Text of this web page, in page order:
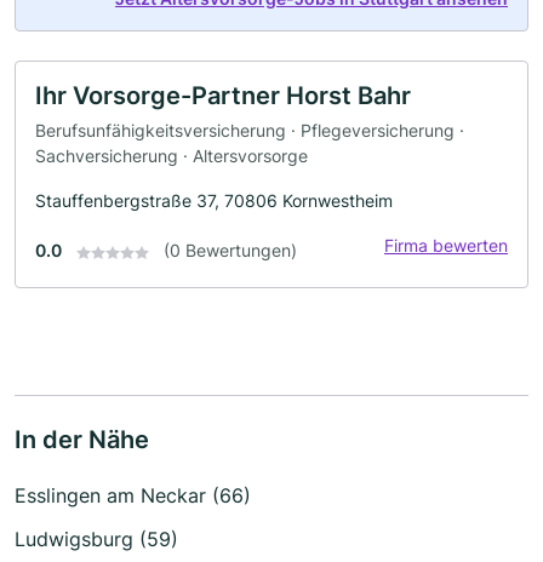
Ihr Vorsorge-Partner Horst Bahr
Berufsunfähigkeitsversicherung · Pflegeversicherung ·
Sachversicherung · Altersvorsorge
Stauffenbergstraße 37, 70806 Kornwestheim
0.0 (0 Bewertungen) Firma bewerten
In der Nähe
Esslingen am Neckar (66)
Ludwigsburg (59)